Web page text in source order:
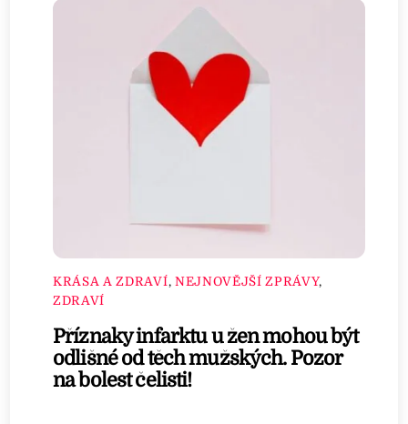
KRÁSA A ZDRAVÍ, NEJNOVĚJŠÍ ZPRÁVY,
ZDRAVÍ
Příznaky infarktu u žen mohou být
odlišné od těch mužských. Pozor
na bolest čelisti!